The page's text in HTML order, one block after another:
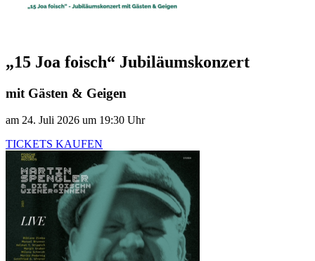
„15 Joa foisch“ Jubiläumskonzert
mit Gästen & Geigen
am 24. Juli 2026 um 19:30 Uhr
TICKETS KAUFEN